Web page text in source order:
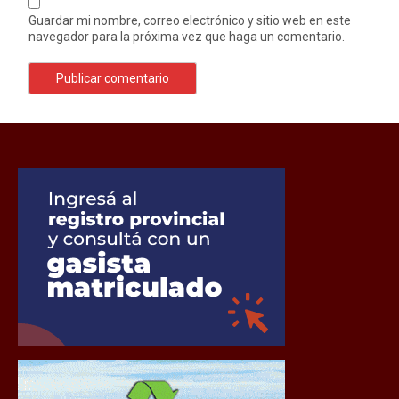
Guardar mi nombre, correo electrónico y sitio web en este
navegador para la próxima vez que haga un comentario.